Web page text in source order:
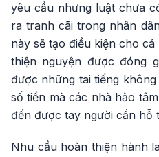
yêu cầu nhưng luật chưa
ra tranh cãi trong nhân
này sẽ tạo điều kiện cho
thiện nguyện được đóng
được những tai tiếng
số tiền mà các nhà hảo
đến được tay người cần hỗ
Nhu cầu hoàn thiện hành